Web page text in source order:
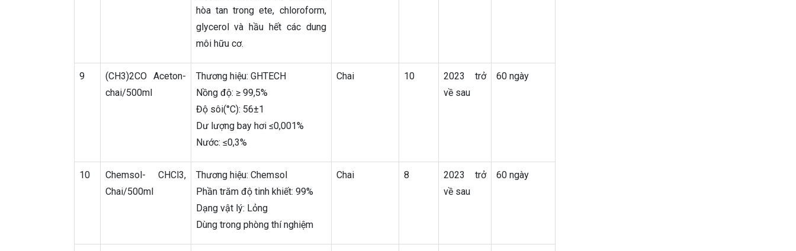
hòa tan trong ete, chloroform,
glycerol và hầu hết các dung
môi hữu cơ.
9
(CH3)2CO Aceton-
chai/500ml
Thương hiệu: GHTECH
Nồng độ: ≥ 99,5%
Độ sôi(°C): 56±1
Dư lượng bay hơi ≤0,001%
Nước: ≤0,3%
Chai 10
2023 trở
về sau
60 ngày
10
Chemsol- CHCl3,
Chai/500ml
Thương hiệu: Chemsol
Phần trăm độ tinh khiết: 99%
Dạng vật lý: Lỏng
Dùng trong phòng thí nghiệm
Chai 8
2023 trở
về sau
60 ngày